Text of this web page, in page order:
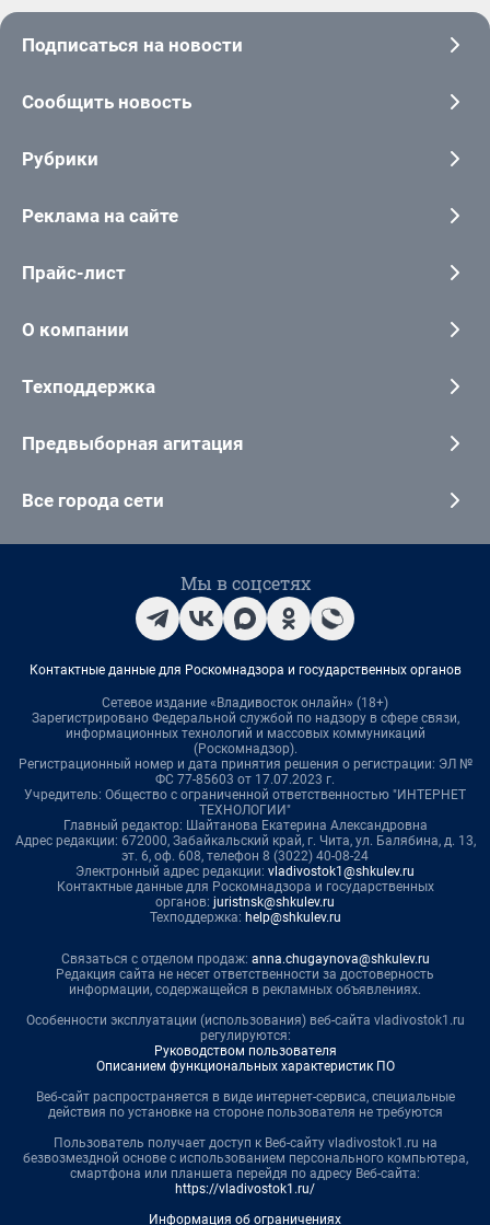
Подписаться на новости
Сообщить новость
Рубрики
Реклама на сайте
Прайс-лист
О компании
Техподдержка
Предвыборная агитация
Все города сети
Мы в соцсетях
Контактные данные для Роскомнадзора и государственных органов
Сетевое издание «Владивосток онлайн» (18+)
Зарегистрировано Федеральной службой по надзору в сфере связи,
информационных технологий и массовых коммуникаций
(Роскомнадзор).
Регистрационный номер и дата принятия решения о регистрации: ЭЛ №
ФС 77-85603 от 17.07.2023 г.
Учредитель: Общество с ограниченной ответственностью "ИНТЕРНЕТ
ТЕХНОЛОГИИ"
Главный редактор: Шайтанова Екатерина Александровна
Адрес редакции: 672000, Забайкальский край, г. Чита, ул. Балябина, д. 13,
эт. 6, оф. 608, телефон 8 (3022) 40-08-24
Электронный адрес редакции: vladivostok1@shkulev.ru
Контактные данные для Роскомнадзора и государственных
органов: juristnsk@shkulev.ru
Техподдержка: help@shkulev.ru
Связаться с отделом продаж: anna.chugaynova@shkulev.ru
Редакция сайта не несет ответственности за достоверность
информации, содержащейся в рекламных объявлениях.
Особенности эксплуатации (использования) веб-сайта vladivostok1.ru
регулируются:
Руководством пользователя
Описанием функциональных характеристик ПО
Веб-сайт распространяется в виде интернет-сервиса, специальные
действия по установке на стороне пользователя не требуются
Пользователь получает доступ к Веб-сайту vladivostok1.ru на
безвозмездной основе с использованием персонального компьютера,
смартфона или планшета перейдя по адресу Веб-сайта:
https://vladivostok1.ru/
Информация об ограничениях